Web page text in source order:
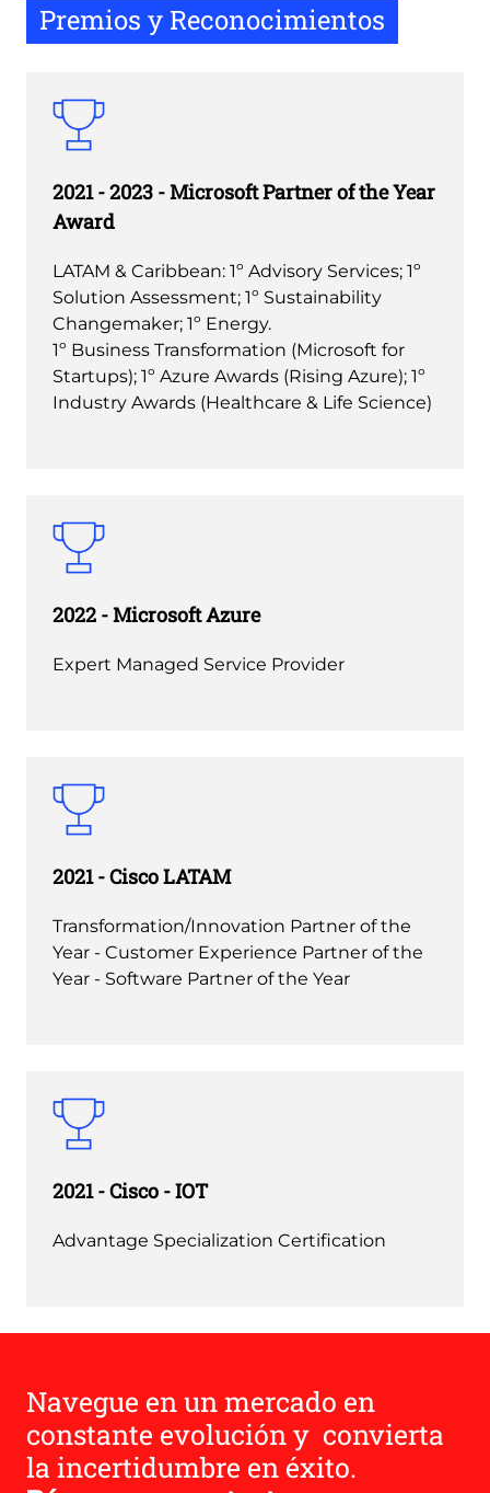
Premios y Reconocimientos
2021 - 2023 - Microsoft Partner of the Year
Award
LATAM & Caribbean: 1º Advisory Services; 1º
Solution Assessment; 1º Sustainability
Changemaker; 1º Energy.
1º Business Transformation (Microsoft for
Startups); 1º Azure Awards (Rising Azure); 1º
Industry Awards (Healthcare & Life Science)
2022 - Microsoft Azure
Expert Managed Service Provider
2021 - Cisco LATAM
Transformation/Innovation Partner of the
Year - Customer Experience Partner of the
Year - Software Partner of the Year
2021 - Cisco - IOT
Advantage Specialization Certification
Navegue en un mercado en
constante evolución y convierta
la incertidumbre en éxito.